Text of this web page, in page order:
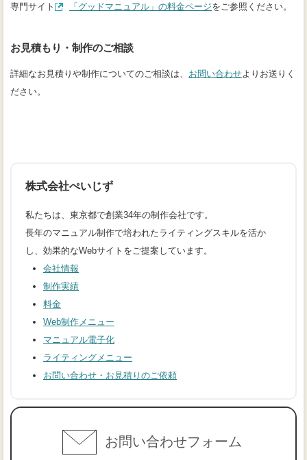
専門サイト
「グッドマニュアル」の料金ページ（別タブで開きます）
をご参照ください。
お見積もり・制作のご相談
詳細なお見積りや制作についてのご相談は、 お問い合わせよりお送りく
ださい。
株式会社ぺいじず
私たちは、東京都で創業34年の制作会社です。
長年のマニュアル制作で培われたライティングスキルを活か
し、効果的なWebサイトをご提案しています。
会社情報
制作実績
料金
Web制作メニュー
マニュアル電子化
ライティングメニュー
お問い合わせ・お見積りのご依頼
お問い合わせフォーム